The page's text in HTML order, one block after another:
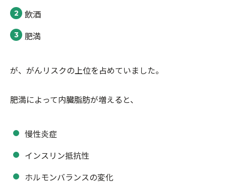
飲酒
肥満
が、がんリスクの上位を占めていました。
肥満によって内臓脂肪が増えると、
慢性炎症
インスリン抵抗性
ホルモンバランスの変化